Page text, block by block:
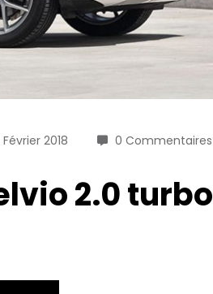
Février 2018 0 Commentaires
2.0 turbo